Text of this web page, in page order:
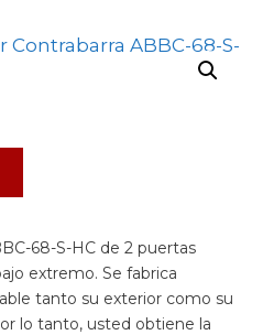
68-S-HC de 2 puertas
extremo. Se fabrica
tanto su exterior como su
lo tanto, usted obtiene la